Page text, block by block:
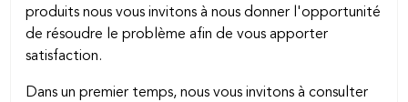
produits nous vous invitons à nous donner l'opportunité
de résoudre le problème afin de vous apporter
satisfaction.
Dans un premier temps, nous vous invitons à consulter